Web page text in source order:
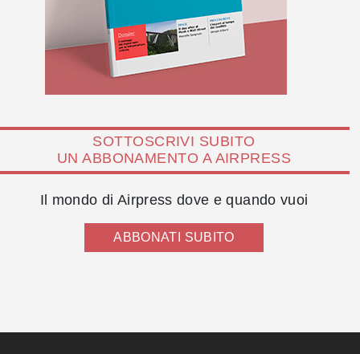
SOTTOSCRIVI SUBITO
UN ABBONAMENTO A AIRPRESS
Il mondo di Airpress dove e quando vuoi
ABBONATI SUBITO